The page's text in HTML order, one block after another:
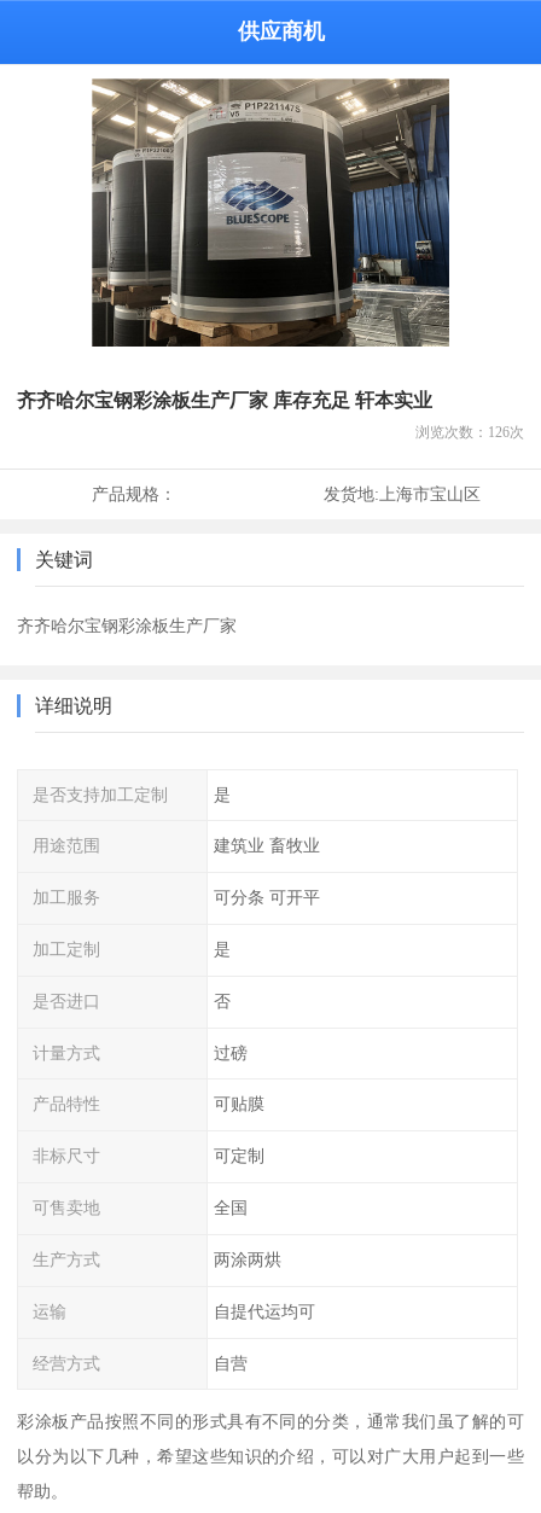
供应商机
齐齐哈尔宝钢彩涂板生产厂家 库存充足 轩本实业
浏览次数： 126次
产品规格： 发货地:上海市宝山区
关键词
齐齐哈尔宝钢彩涂板生产厂家
详细说明
是否支持加工定制 是
用途范围 建筑业 畜牧业
加工服务 可分条 可开平
加工定制 是
是否进口 否
计量方式 过磅
产品特性 可贴膜
非标尺寸 可定制
可售卖地 全国
生产方式 两涂两烘
运输 自提代运均可
经营方式 自营
彩涂板产品按照不同的形式具有不同的分类，通常我们虽了解的可
以分为以下几种，希望这些知识的介绍，可以对广大用户起到一些
帮助。